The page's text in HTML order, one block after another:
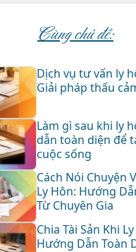
Cùng chủ đề:
Dịch vụ tư vấn ly
Giải pháp thấu
Làm gì sau khi ly
dẫn toàn diện để
cuộc sống
Cách Nói Chuyện
Ly Hôn: Hướng
Từ Chuyên Gia
Chia Tài Sản Khi
Hướng Dẫn Toàn